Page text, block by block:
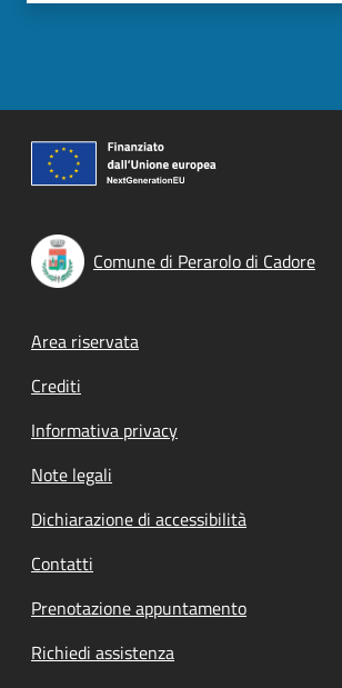
Comune di Perarolo di Cadore
Footer menu
Area riservata
Crediti
Informativa privacy
Note legali
Dichiarazione di accessibilità
Contatti
Prenotazione appuntamento
Richiedi assistenza